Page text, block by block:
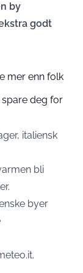
by
godt
mer enn folk
spare deg for
italiensk
bli
byer